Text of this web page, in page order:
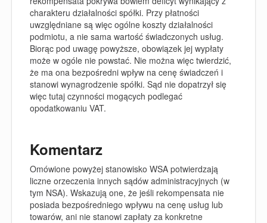
charakteru działalności spółki. Przy płatności
uwzględniane są więc ogólne koszty działalności
podmiotu, a nie sama wartość świadczonych usług.
Biorąc pod uwagę powyższe, obowiązek jej wypłaty
może w ogóle nie powstać. Nie można więc twierdzić,
że ma ona bezpośredni wpływ na cenę świadczeń i
stanowi wynagrodzenie spółki. Sąd nie dopatrzył się
więc tutaj czynności mogących podlegać
opodatkowaniu VAT.
Komentarz
Omówione powyżej stanowisko WSA potwierdzają
liczne orzeczenia innych sądów administracyjnych (w
tym NSA). Wskazują one, że jeśli rekompensata nie
posiada bezpośredniego wpływu na cenę usług lub
towarów, ani nie stanowi zapłaty za konkretne